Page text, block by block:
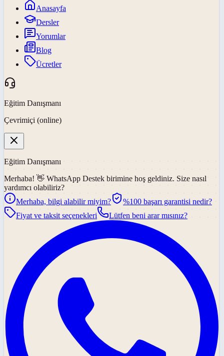
Anasayfa
Dersler
Yorumlar
Blog
Ücretler
Eğitim Danışmanı
Çevrimiçi (online)
Eğitim Danışmanı
Merhaba! 👋 WhatsApp Destek birimine hoş geldiniz. Size nasıl
yardımcı olabiliriz?
Merhaba, bilgi alabilir miyim?
%100 başarı garantisi nedir?
Fiyat ve taksit seçenekleri
Lütfen beni arar mısınız?